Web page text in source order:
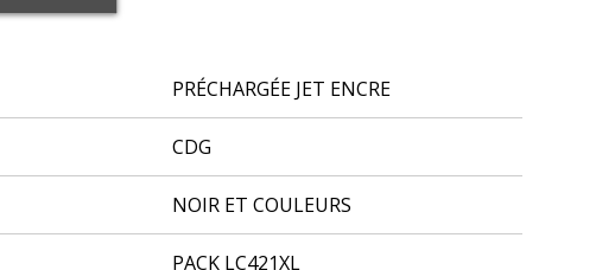
PRÉCHARGÉE JET ENCRE
CDG
NOIR ET COULEURS
PACK LC421XL